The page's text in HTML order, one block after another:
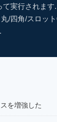
実行されます
/四角/スロッ
を増強した